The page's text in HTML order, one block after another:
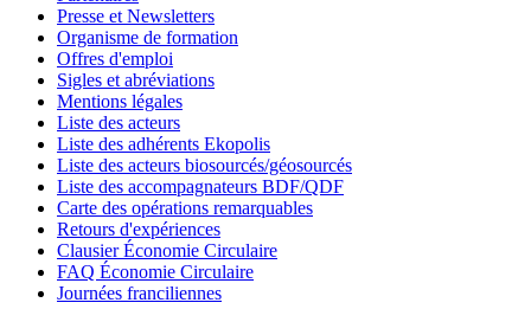
Presse et Newsletters
Organisme de formation
Offres d'emploi
Sigles et abréviations
Mentions légales
Liste des acteurs
Liste des adhérents Ekopolis
Liste des acteurs biosourcés/géosourcés
Liste des accompagnateurs BDF/QDF
Carte des opérations remarquables
Retours d'expériences
Clausier Économie Circulaire
FAQ Économie Circulaire
Journées franciliennes